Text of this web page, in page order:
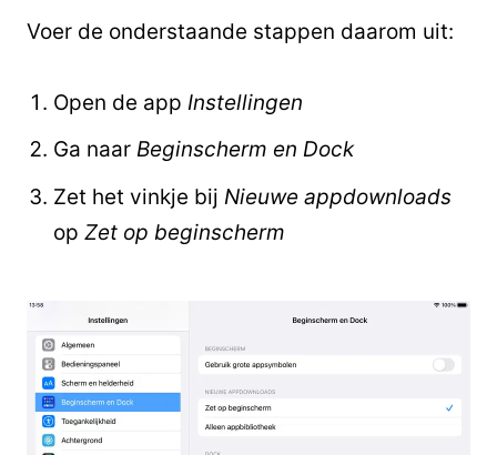
Voer de onderstaande stappen daarom uit:
Open de app Instellingen
Ga naar Beginscherm en Dock
Zet het vinkje bij Nieuwe appdownloads
op Zet op beginscherm